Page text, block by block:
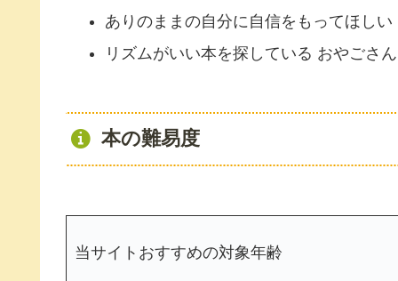
ありのままの自分に自信をもってほしい
リズムがいい本を探している おやごさん
本の難易度
当サイトおすすめの対象年齢